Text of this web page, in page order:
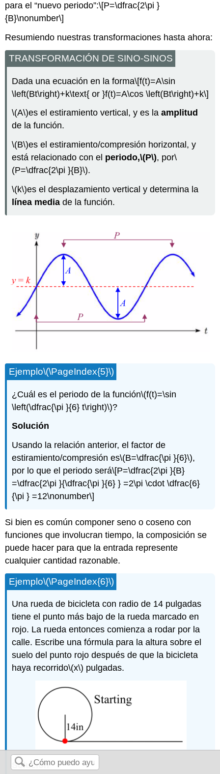
para el “nuevo periodo”:\[P=\dfrac{2\pi }
{B}\nonumber\]
Resumiendo nuestras transformaciones hasta ahora:
TRANSFORMACIÓN DE SINO-SINOS
Dada una ecuación en la forma\[f(t)=A\sin
\left(Bt\right)+k\text{ or }f(t)=A\cos \left(Bt\right)+k\]
\(A\)es el estiramiento vertical, y es laamplitud
de la función.
\(B\)es el estiramiento/compresión horizontal, y
está relacionado con el periodo,\(P\), por\
(P=\dfrac{2\pi }{B}\).
\(k\)es el desplazamiento vertical y determina la
línea media de la función.
Ejemplo\(\PageIndex{5}\)
¿Cuál es el periodo de la función\(f(t)=\sin
\left(\dfrac{\pi }{6} t\right)\)?
Solución
Usando la relación anterior, el factor de
estiramiento/compresión es\(B=\dfrac{\pi }{6}\),
por lo que el periodo será\[P=\dfrac{2\pi }{B}
=\dfrac{2\pi }{\dfrac{\pi }{6} } =2\pi \cdot \dfrac{6}
{\pi } =12\nonumber\]
Si bien es común componer seno o coseno con
funciones que involucran tiempo, la composición se
puede hacer para que la entrada represente
cualquier cantidad razonable.
Ejemplo\(\PageIndex{6}\)
Una rueda de bicicleta con radio de 14 pulgadas
tiene el punto más bajo de la rueda marcado en
rojo. La rueda entonces comienza a rodar por la
calle. Escribe una fórmula para la altura sobre el
suelo del punto rojo después de que la bicicleta
haya recorrido\(x\) pulgadas.
Solución